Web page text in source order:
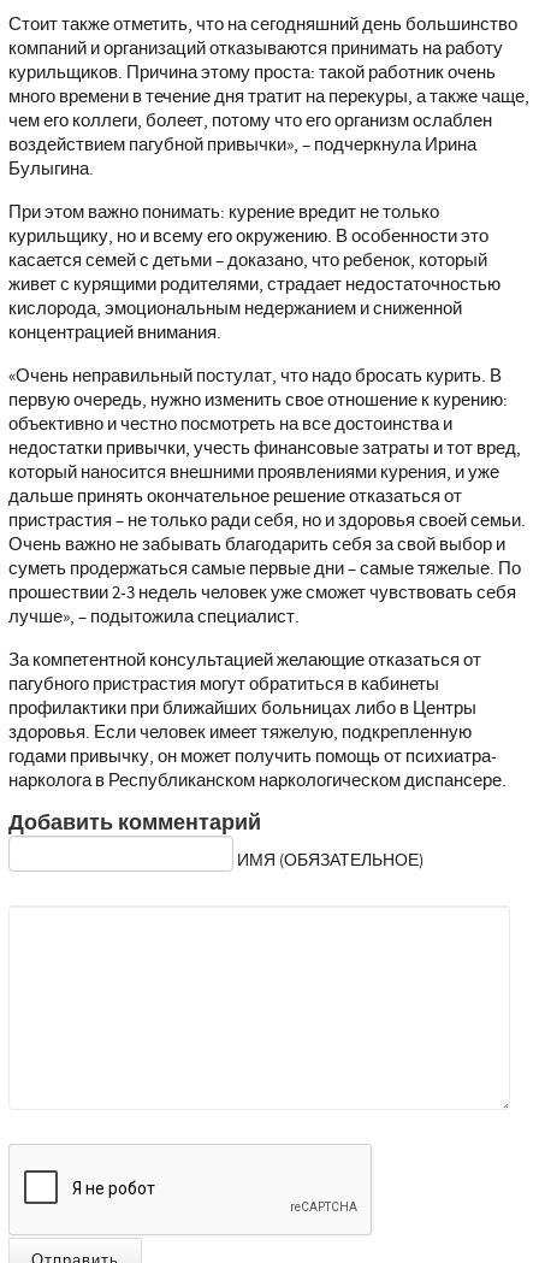
Стоит также отметить, что на сегодняшний день большинство
компаний и организаций отказываются принимать на работу
курильщиков. Причина этому проста: такой работник очень
много времени в течение дня тратит на перекуры, а также чаще,
чем его коллеги, болеет, потому что его организм ослаблен
воздействием пагубной привычки», – подчеркнула Ирина
Булыгина.
При этом важно понимать: курение вредит не только
курильщику, но и всему его окружению. В особенности это
касается семей с детьми – доказано, что ребенок, который
живет с курящими родителями, страдает недостаточностью
кислорода, эмоциональным недержанием и сниженной
концентрацией внимания.
«Очень неправильный постулат, что надо бросать курить. В
первую очередь, нужно изменить свое отношение к курению:
объективно и честно посмотреть на все достоинства и
недостатки привычки, учесть финансовые затраты и тот вред,
который наносится внешними проявлениями курения, и уже
дальше принять окончательное решение отказаться от
пристрастия – не только ради себя, но и здоровья своей семьи.
Очень важно не забывать благодарить себя за свой выбор и
суметь продержаться самые первые дни – самые тяжелые. По
прошествии 2-3 недель человек уже сможет чувствовать себя
лучше», – подытожила специалист.
За компетентной консультацией желающие отказаться от
пагубного пристрастия могут обратиться в кабинеты
профилактики при ближайших больницах либо в Центры
здоровья. Если человек имеет тяжелую, подкрепленную
годами привычку, он может получить помощь от психиатра-
нарколога в Республиканском наркологическом диспансере.
Добавить комментарий
ИМЯ (ОБЯЗАТЕЛЬНОЕ)